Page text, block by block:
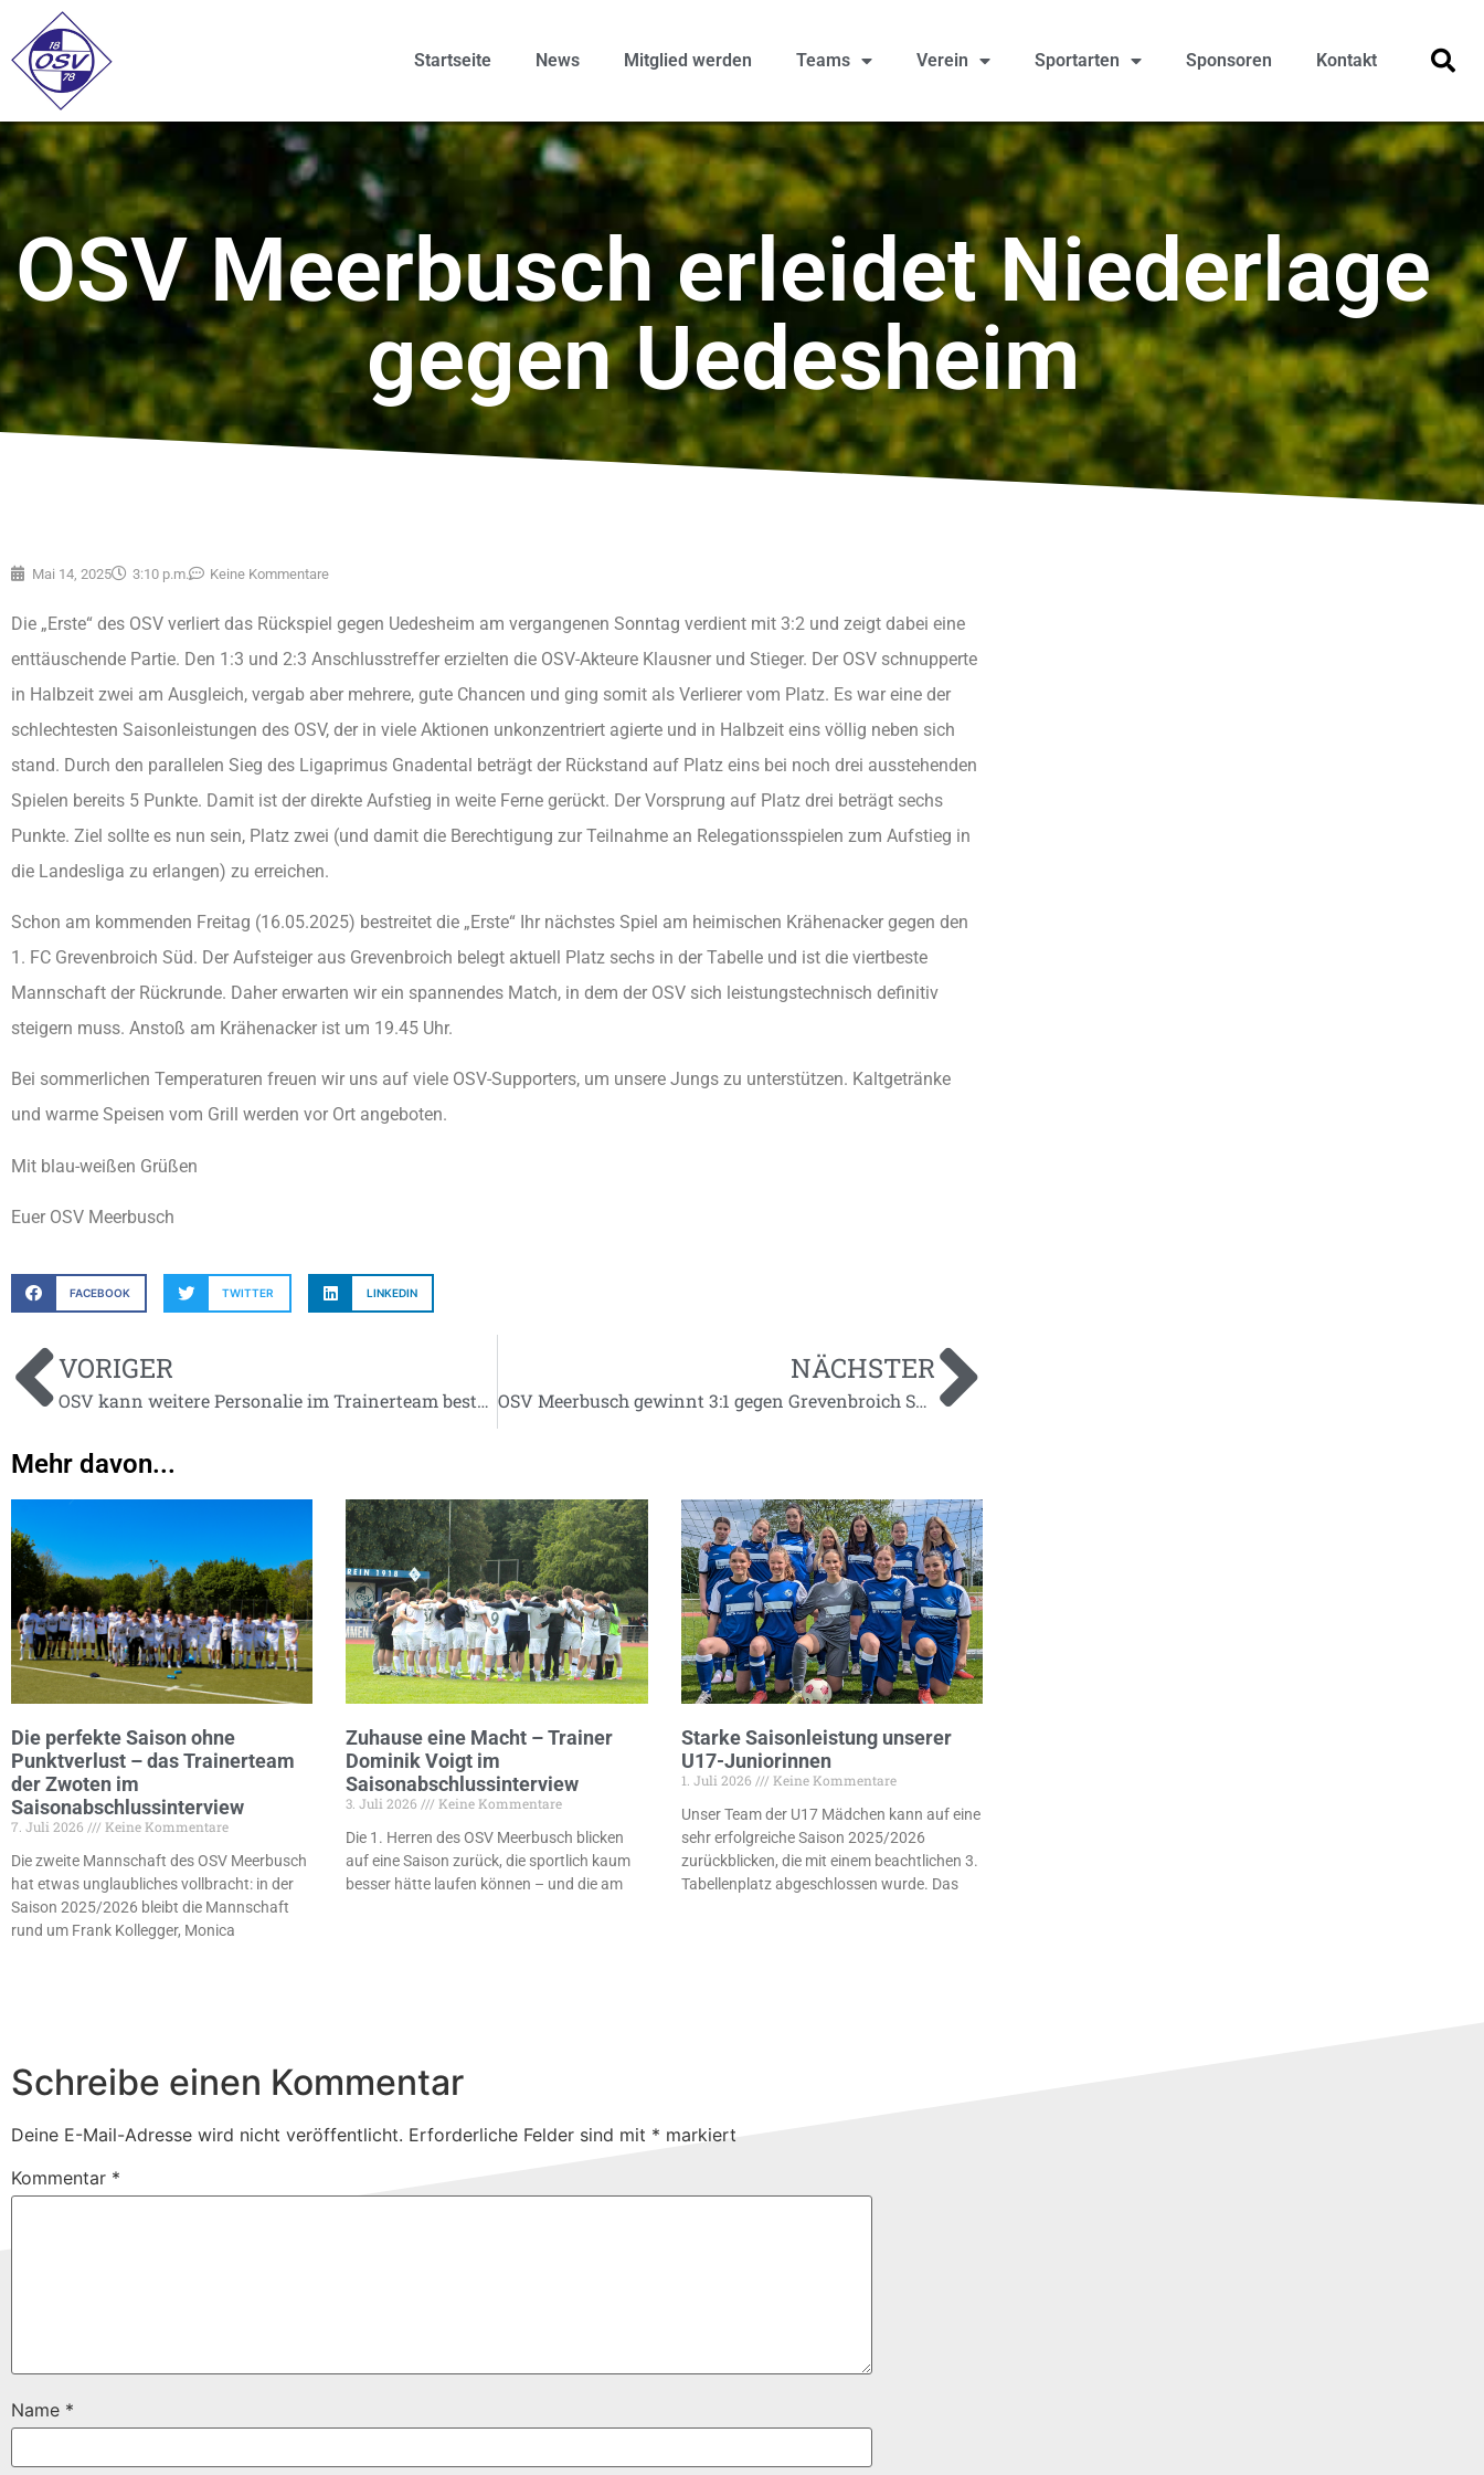
Startseite News Mitglied werden Teams Verein Sportarten Sponsoren Kontakt
OSV Meerbusch erleidet Niederlage
gegen Uedesheim
Mai 14, 2025 3:10 p.m. Keine Kommentare
Die „Erste“ des OSV verliert das Rückspiel gegen Uedesheim am vergangenen Sonntag verdient mit 3:2 und zeigt dabei eine
enttäuschende Partie. Den 1:3 und 2:3 Anschlusstreffer erzielten die OSV-Akteure Klausner und Stieger. Der OSV schnupperte
in Halbzeit zwei am Ausgleich, vergab aber mehrere, gute Chancen und ging somit als Verlierer vom Platz. Es war eine der
schlechtesten Saisonleistungen des OSV, der in viele Aktionen unkonzentriert agierte und in Halbzeit eins völlig neben sich
stand. Durch den parallelen Sieg des Ligaprimus Gnadental beträgt der Rückstand auf Platz eins bei noch drei ausstehenden
Spielen bereits 5 Punkte. Damit ist der direkte Aufstieg in weite Ferne gerückt. Der Vorsprung auf Platz drei beträgt sechs
Punkte. Ziel sollte es nun sein, Platz zwei (und damit die Berechtigung zur Teilnahme an Relegationsspielen zum Aufstieg in
die Landesliga zu erlangen) zu erreichen.
Schon am kommenden Freitag (16.05.2025) bestreitet die „Erste“ Ihr nächstes Spiel am heimischen Krähenacker gegen den
1. FC Grevenbroich Süd. Der Aufsteiger aus Grevenbroich belegt aktuell Platz sechs in der Tabelle und ist die viertbeste
Mannschaft der Rückrunde. Daher erwarten wir ein spannendes Match, in dem der OSV sich leistungstechnisch definitiv
steigern muss. Anstoß am Krähenacker ist um 19.45 Uhr.
Bei sommerlichen Temperaturen freuen wir uns auf viele OSV-Supporters, um unsere Jungs zu unterstützen. Kaltgetränke
und warme Speisen vom Grill werden vor Ort angeboten.
Mit blau-weißen Grüßen
Euer OSV Meerbusch
FACEBOOK TWITTER LINKEDIN
VORIGER
OSV kann weitere Personalie im Trainerteam bestätigen
NÄCHSTER
OSV Meerbusch gewinnt 3:1 gegen Grevenbroich Süd und sichert sich mindestens Platz zwei in der Tabelle
Mehr davon...
Die perfekte Saison ohne
Punktverlust – das Trainerteam
der Zwoten im
Saisonabschlussinterview
7. Juli 2026
Keine Kommentare
Die zweite Mannschaft des OSV Meerbusch
hat etwas unglaubliches vollbracht: in der
Saison 2025/2026 bleibt die Mannschaft
rund um Frank Kollegger, Monica
Zuhause eine Macht – Trainer
Dominik Voigt im
Saisonabschlussinterview
3. Juli 2026
Keine Kommentare
Die 1. Herren des OSV Meerbusch blicken
auf eine Saison zurück, die sportlich kaum
besser hätte laufen können – und die am
Starke Saisonleistung unserer
U17-Juniorinnen
1. Juli 2026
Keine Kommentare
Unser Team der U17 Mädchen kann auf eine
sehr erfolgreiche Saison 2025/2026
zurückblicken, die mit einem beachtlichen 3.
Tabellenplatz abgeschlossen wurde. Das
Schreibe einen Kommentar
Deine E-Mail-Adresse wird nicht veröffentlicht. Erforderliche Felder sind mit * markiert
Kommentar *
Name *